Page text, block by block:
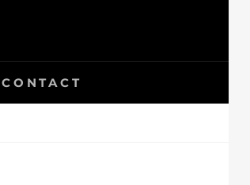
CONTACT